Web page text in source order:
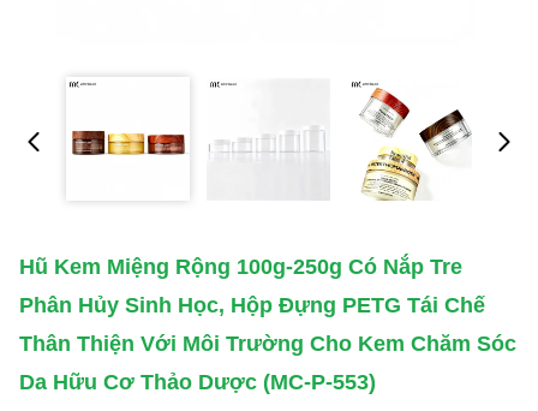
Hũ Kem Miệng Rộng 100g-250g Có Nắp Tre
Phân Hủy Sinh Học, Hộp Đựng PETG Tái Chế
Thân Thiện Với Môi Trường Cho Kem Chăm Sóc
Da Hữu Cơ Thảo Dược (MC-P-553)